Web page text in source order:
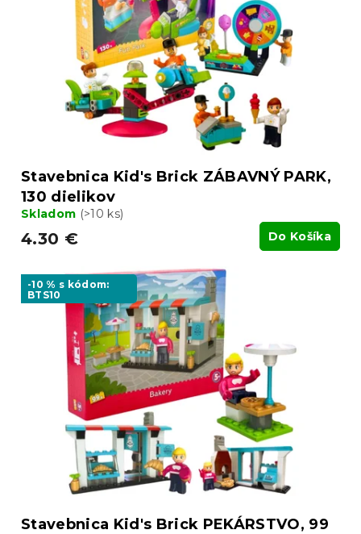
Stavebnica Kid's Brick ZÁBAVNÝ PARK,
130 dielikov
Skladom (>10 ks)
4.30 € Do Košíka
-10 % s kódom:
BTS10
Stavebnica Kid's Brick PEKÁRSTVO, 99